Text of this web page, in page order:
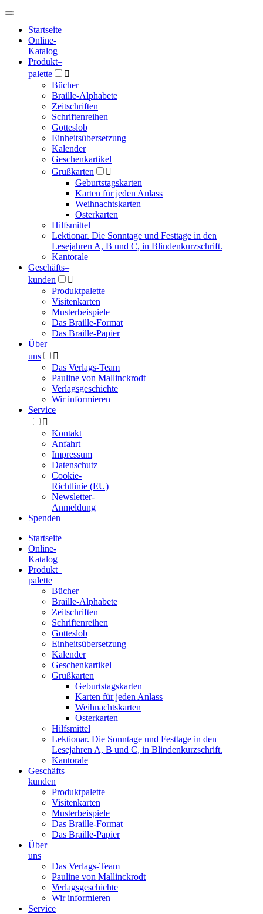
Hauptmenü
Hauptmenü
Startseite
Online-
Katalog
Produkt–
palette

Bücher
Braille-Alphabete
Zeitschriften
Schriftenreihen
Gotteslob
Einheitsübersetzung
Kalender
Geschenkartikel
Grußkarten

Geburtstagskarten
Karten für jeden Anlass
Weihnachtskarten
Osterkarten
Hilfsmittel
Lektionar. Die Sonntage und Festtage in den
Lesejahren A, B und C, in Blindenkurzschrift.
Kantorale
Geschäfts­–
kunden

Produktpalette
Visitenkarten
Musterbeispiele
Das Braille-Format
Das Braille-Papier
Über
uns

Das Verlags-Team
Pauline von Mallinckrodt
Verlagsgeschichte
Wir informieren
Service

Kontakt
Anfahrt
Impressum
Datenschutz
Cookie-
Richtlinie (EU)
Newsletter-
Anmeldung
Spenden
Blindenschrift-
Verlag
Druckerei
gGmbH
Startseite
Online-
Katalog
Produkt–
palette
Bücher
Braille-Alphabete
Zeitschriften
Schriftenreihen
Gotteslob
Einheitsübersetzung
Kalender
Geschenkartikel
Grußkarten
Geburtstagskarten
Karten für jeden Anlass
Weihnachtskarten
Osterkarten
Hilfsmittel
Lektionar. Die Sonntage und Festtage in den
Lesejahren A, B und C, in Blindenkurzschrift.
Kantorale
Geschäfts­–
kunden
Produktpalette
Visitenkarten
Musterbeispiele
Das Braille-Format
Das Braille-Papier
Über
uns
Das Verlags-Team
Pauline von Mallinckrodt
Verlagsgeschichte
Wir informieren
Service